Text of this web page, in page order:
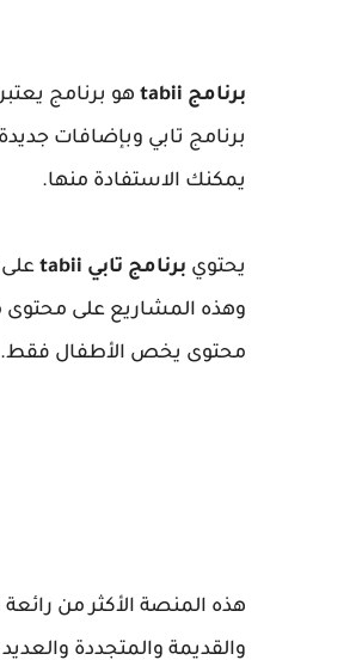
برنامج tabii هو برنامج
يمكنك الاستفادة منها.
يحتوي برنامج تابي tabii
وهذه المشاريع على محتوى
محتوى يخص الأطفال فقط.
هذه المنصة الأكثر من
والقديمة والمتجددة